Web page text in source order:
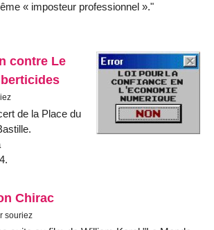
« imposteur professionnel »."
contre Le
de la Place du
Chirac
souriez